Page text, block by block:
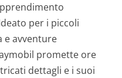
per i piccoli
e avventure
promette ore
dettagli e i suoi